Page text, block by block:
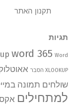
תקנון האתר
תגיות
word 365 Word בעברית
XLOOKUP הסבר
שולחים תמונה
למתחילים